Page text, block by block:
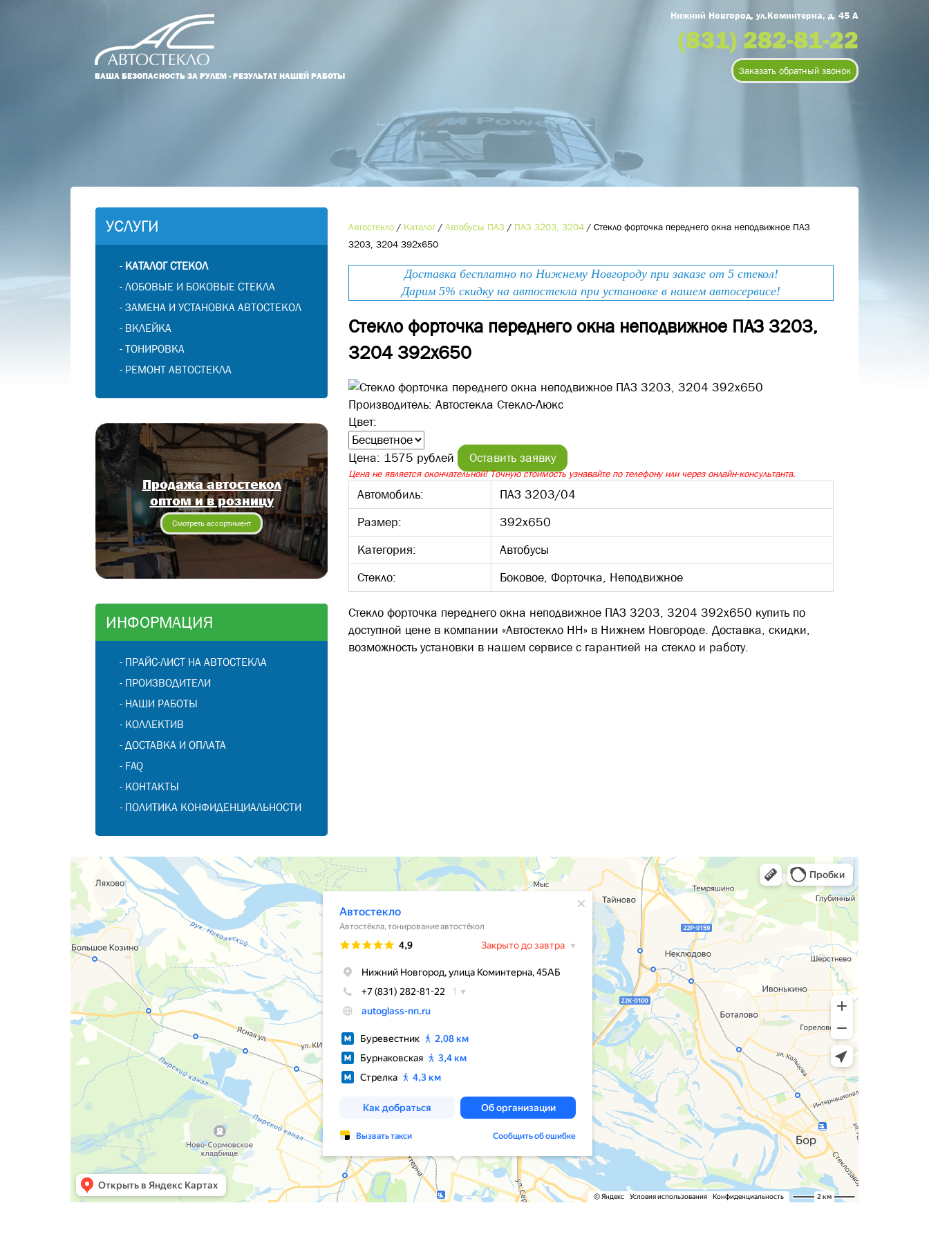
ВАША БЕЗОПАСНОСТЬ ЗА РУЛЕМ - РЕЗУЛЬТАТ НАШЕЙ РАБОТЫ
Нижний Новгород, ул.Коминтерна, д. 45 А
(831) 282-81-22
Заказать обратный звонок
УСЛУГИ
- КАТАЛОГ СТЕКОЛ
-ЛОБОВЫЕ И БОКОВЫЕ СТЕКЛА
-ЗАМЕНА И УСТАНОВКА АВТОСТЕКОЛ
- ВКЛЕЙКА
-ТОНИРОВКА
- РЕМОНТ АВТОСТЕКЛА
Продажа автостекол
оптом и в розницу
Смотреть ассортимент
ИНФОРМАЦИЯ
- ПРАЙС-ЛИСТ НА АВТОСТЕКЛА
- ПРОИЗВОДИТЕЛИ
- НАШИ РАБОТЫ
- КОЛЛЕКТИВ
-ДОСТАВКА И ОПЛАТА
- FAQ
- КОНТАКТЫ
- ПОЛИТИКА КОНФИДЕНЦИАЛЬНОСТИ
Автостекло / Каталог / Автобусы ПАЗ / ПАЗ 3203, 3204 / Стекло форточка переднего окна неподвижное ПАЗ
3203, 3204 392х650
Доставка бесплатно по Нижнему Новгороду при заказе от 5 стекол!
Дарим 5% скидку на автостекла при установке в нашем автосервисе!
Стекло форточка переднего окна неподвижное ПАЗ 3203,
3204 392х650
Производитель: Автостекла Стекло-Люкс
Цвет:
Цена: 1575 рублей Оставить заявку
Цена не является окончательной! Точную стоимость узнавайте по телефону или через онлайн-консультанта.
Автомобиль:
ПАЗ 3203/04
Размер:
392х650
Категория:
Автобусы
Стекло:
Боковое, Форточка, Неподвижное
Стекло форточка переднего окна неподвижное ПАЗ 3203, 3204 392х650 купить по
доступной цене в компании «Автостекло НН» в Нижнем Новгороде. Доставка, скидки,
возможность установки в нашем сервисе с гарантией на стекло и работу.
Оставьте номер телефона и мы Вам
перезвоним!
Номер телефона
Ваше сообщение*
Отправить
Оформить заказ
Наименование товара
E-mail
С установкой
Согласен на обработку персональных
данных
Отправить заявку